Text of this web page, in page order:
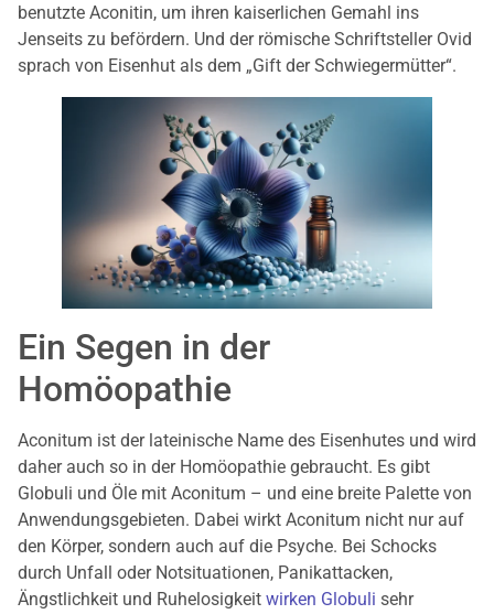
benutzte Aconitin, um ihren kaiserlichen Gemahl ins
Jenseits zu befördern. Und der römische Schriftsteller Ovid
sprach von Eisenhut als dem „Gift der Schwiegermütter“.
Ein Segen in der
Homöopathie
Aconitum ist der lateinische Name des Eisenhutes und wird
daher auch so in der Homöopathie gebraucht. Es gibt
Globuli und Öle mit Aconitum – und eine breite Palette von
Anwendungsgebieten. Dabei wirkt Aconitum nicht nur auf
den Körper, sondern auch auf die Psyche. Bei Schocks
durch Unfall oder Notsituationen, Panikattacken,
Ängstlichkeit und Ruhelosigkeit wirken Globuli sehr